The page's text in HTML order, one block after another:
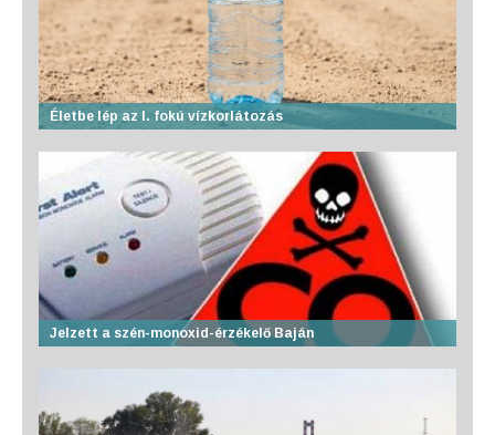
Életbe lép az I. fokú vízkorlátozás
Jelzett a szén-monoxid-érzékelő Baján